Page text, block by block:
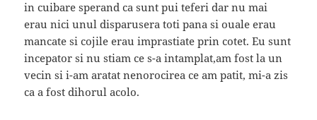
in cuibare sperand ca sunt pui teferi dar nu mai
erau nici unul disparusera toti pana si ouale erau
mancate si cojile erau imprastiate prin cotet. Eu sunt
incepator si nu stiam ce s-a intamplat,am fost la un
vecin si i-am aratat nenorocirea ce am patit, mi-a zis
ca a fost dihorul acolo.